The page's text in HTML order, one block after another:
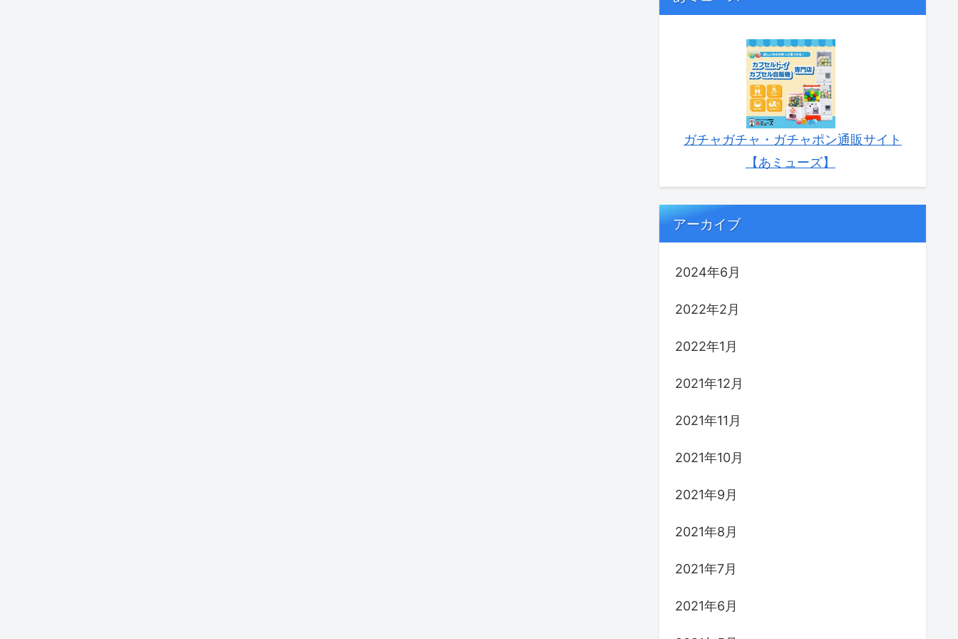
ガチャガチャ・ガチャポン通販サイト
【あミューズ】
アーカイブ
2024年6月
2022年2月
2022年1月
2021年12月
2021年11月
2021年10月
2021年9月
2021年8月
2021年7月
2021年6月